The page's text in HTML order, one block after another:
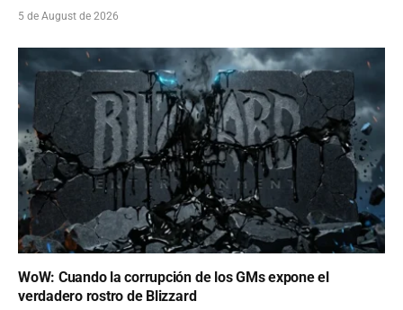
5 de August de 2026
WoW: Cuando la corrupción de los GMs expone el
verdadero rostro de Blizzard